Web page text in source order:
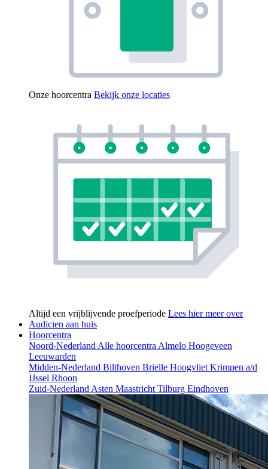
Onze hoorcentra Bekijk onze locaties
Altijd een vrijblijvende proefperiode Lees hier meer over
Audicien aan huis
Hoorcentra
Noord-NederlandAlle hoorcentraAlmelo Hoogeveen
Leeuwarden
Midden-Nederland Bilthoven Brielle HoogvlietKrimpen a/d
IJssel Rhoon
Zuid-NederlandAsten MaastrichtTilburg Eindhoven